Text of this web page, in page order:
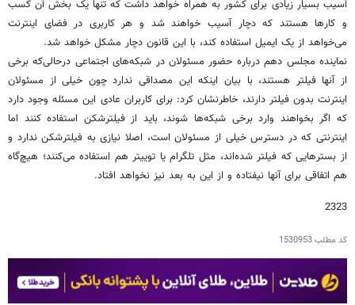
آسیب بسیار زیادی برای کشور به همراه خواهد داشت که تنها یک بخش آن کسب‌
و کارها هستند که دچار آسیب خواهند شد و هر کاربری در فضای اینترنت
می‌خواهد از یک ایمیل استفاده کند، با این قانون دچار مشکل خواهد شد.
نماینده مجلس دهم درباره حضور مسئولان در شبکه‌های اجتماعی درحالی‌که برخی
از آنها فیلتر هستند، با بیان اینکه این مصداقی ندارد چون خیلی از مسئولان
اینترنت بدون فیلتر دارند، خاطرنشان کرد: برای کاربران عادی این مسئله وجود دارد
که اگر بخواهند وارد برخی شبکه‌ها شوند، باید از فیلترشکن استفاده کنند اما
اینترنتی که در دسترس خیلی از مسئولان است، اصلا نیازی به فیلترشکن ندارد و
از بسترهایی‌ که فیلتر شده‌اند، مثل تلگرام یا توییتر هم استفاده می‌کنند؛ هیچ‌گاه
هم اتفاقی برای آنها نیفتاده و از این به بعد نیز نخواهد افتاد.
2323
کد مطلب1530953